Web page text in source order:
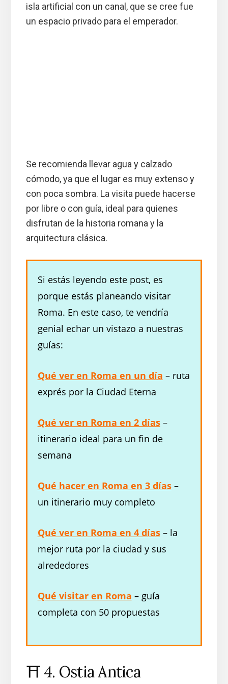
isla artificial con un canal, que se cree fue
un espacio privado para el emperador.
Se recomienda llevar agua y calzado
cómodo, ya que el lugar es muy extenso y
con poca sombra. La visita puede hacerse
por libre o con guía, ideal para quienes
disfrutan de la historia romana y la
arquitectura clásica.
Si estás leyendo este post, es
porque estás planeando visitar
Roma. En este caso, te vendría
genial echar un vistazo a nuestras
guías:
Qué ver en Roma en un día – ruta
exprés por la Ciudad Eterna
Qué ver en Roma en 2 días–
itinerario ideal para un fin de
semana
Qué hacer en Roma en 3 días–
un itinerario muy completo
Qué ver en Roma en 4 días– la
mejor ruta por la ciudad y sus
alrededores
Qué visitar en Roma – guía
completa con 50 propuestas
⛩️ 4. Ostia Antica